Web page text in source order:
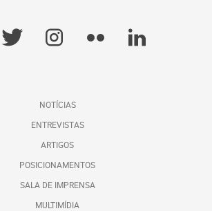
NOTÍCIAS
ENTREVISTAS
ARTIGOS
POSICIONAMENTOS
SALA DE IMPRENSA
MULTIMÍDIA